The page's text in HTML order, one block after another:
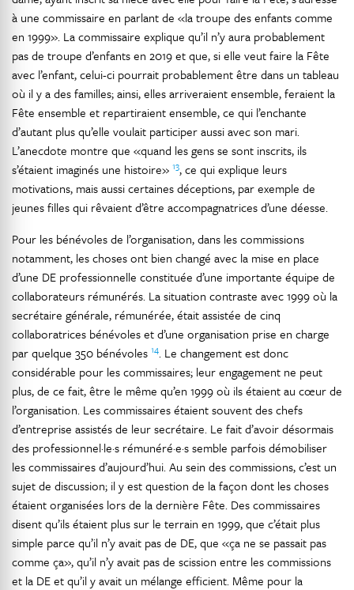
à une commissaire en parlant de «la troupe des enfants comme
en 1999». La commissaire explique qu’il n’y aura probablement
pas de troupe d’enfants en 2019 et que, si elle veut faire la Fête
avec l’enfant, celui-ci pourrait probablement être dans un tableau
où il y a des familles; ainsi, elles arriveraient ensemble, feraient la
Fête ensemble et repartiraient ensemble, ce qui l’enchante
d’autant plus qu’elle voulait participer aussi avec son mari.
L’anecdote montre que «quand les gens se sont inscrits, ils
s’étaient imaginés une histoire» 13, ce qui explique leurs
motivations, mais aussi certaines déceptions, par exemple de
jeunes filles qui rêvaient d’être accompagnatrices d’une déesse.
Pour les bénévoles de l’organisation, dans les commissions
notamment, les choses ont bien changé avec la mise en place
d’une DE professionnelle constituée d’une importante équipe de
collaborateurs rémunérés. La situation contraste avec 1999 où la
secrétaire générale, rémunérée, était assistée de cinq
collaboratrices bénévoles et d’une organisation prise en charge
par quelque 350 bénévoles 14. Le changement est donc
considérable pour les commissaires; leur engagement ne peut
plus, de ce fait, être le même qu’en 1999 où ils étaient au cœur de
l’organisation. Les commissaires étaient souvent des chefs
d’entreprise assistés de leur secrétaire. Le fait d’avoir désormais
des professionnel·le·s rémunéré·e·s semble parfois démobiliser
les commissaires d’aujourd’hui. Au sein des commissions, c’est un
sujet de discussion; il y est question de la façon dont les choses
étaient organisées lors de la dernière Fête. Des commissaires
disent qu’ils étaient plus sur le terrain en 1999, que c’était plus
simple parce qu’il n’y avait pas de DE, que «ça ne se passait pas
comme ça», qu’il n’y avait pas de scission entre les commissions
et la DE et qu’il y avait un mélange efficient. Même pour la